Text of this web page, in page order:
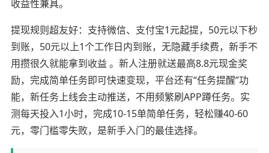
收益性兼具。
提现规则超友好：支持微信、支付宝1元起提，50元以下秒
到账，50元以上1个工作日内到账，无隐藏手续费，新手不
用攒很久就能拿到收益 。新人注册就送最高8.8元现金奖
励，完成简单任务即可快速变现，平台还有“任务提醒”功
能，新任务上线会主动推送，不用频繁刷APP蹲任务。实
测每天投入1小时，完成10-15单简单任务，轻松赚40-60
元，零门槛零失败，是新手入门的最佳选择。